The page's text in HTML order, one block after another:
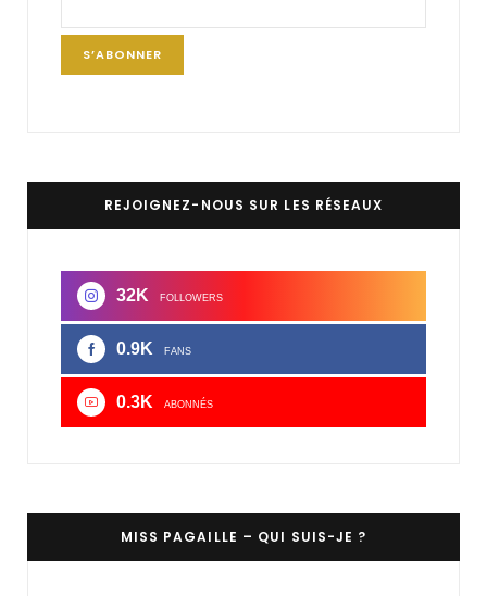
REJOIGNEZ-NOUS SUR LES RÉSEAUX
32K FOLLOWERS
0.9K FANS
0.3K ABONNÉS
MISS PAGAILLE – QUI SUIS-JE ?